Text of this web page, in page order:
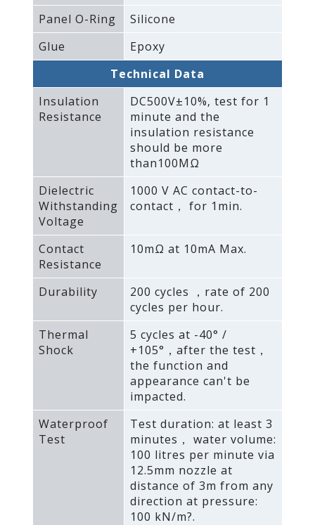
Panel O-Ring
Silicone
Glue
Epoxy
Technical Data
Insulation
Resistance
DC500V±10%‚ test for 1
minute and the
insulation resistance
should be more
than100MΩ
Dielectric
Withstanding
Voltage
1000 V AC contact-to-
contact， for 1min.
Contact
Resistance
10mΩ at 10mA Max.
Durability
200 cycles ，rate of 200
cycles per hour.
Thermal
Shock
5 cycles at -40° /
+105°，after the test，
the function and
appearance can't be
impacted.
Waterproof
Test
Test duration: at least 3
minutes， water volume:
100 litres per minute via
12.5mm nozzle at
distance of 3m from any
direction at pressure:
100 kN/m?.